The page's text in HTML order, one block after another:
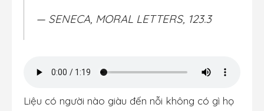
— SENECA, MORAL LETTERS, 123.3
Liệu có người nào giàu đến nỗi không có gì họ